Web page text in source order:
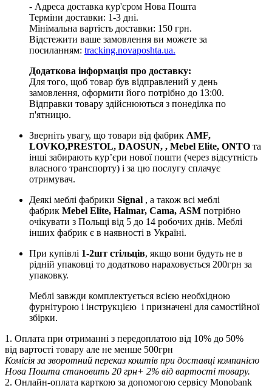
- Адреса доставка кур'єром Нова Пошта
Терміни доставки: 1-3 дні.
Мінімальна вартість доставки: 150 грн.
Відстежити ваше замовлення ви можете за
посиланням: tracking.novaposhta.ua.
Додаткова інформація про доставку:
Для того, щоб товар був відправлений у день
замовлення, оформити його потрібно до 13:00.
Відправки товару здійснюються з понеділка по
п'ятницю.
Зверніть увагу, що товари від фабрик AMF,
LOVKO,PRESTOL, DAOSUN, , Mebel Elite, ONTO та
інші забирають курʼєри нової пошти (через відсутність
власного транспорту) і за цю послугу сплачує
отримувач.
Деякі меблі фабрики Signal , а також всі меблі
фабрик Mebel Elite, Halmar, Cama, ASM потрібно
очікувати з Польщі від 5 до 14 робочих днів. Меблі
інших фабрик є в наявності в Україні.
При купівлі 1-2шт стільців, якщо вони будуть не в
рідній упаковці то додатково нараховується 200грн за
упаковку.
Меблі завжди комплектується всією необхідною
фурнітурою і інструкцією і призначені для самостійної
збірки.
1. Оплата при отриманні з передоплатою від 10% до 50%
від вартості товару але не менше 500грн
Комісія за зворотний переказ коштів при доставці компанією
Нова Пошта становить 20 грн+ 2% від вартості товару.
2. Онлайн-оплата карткою за допомогою сервісу Monobank